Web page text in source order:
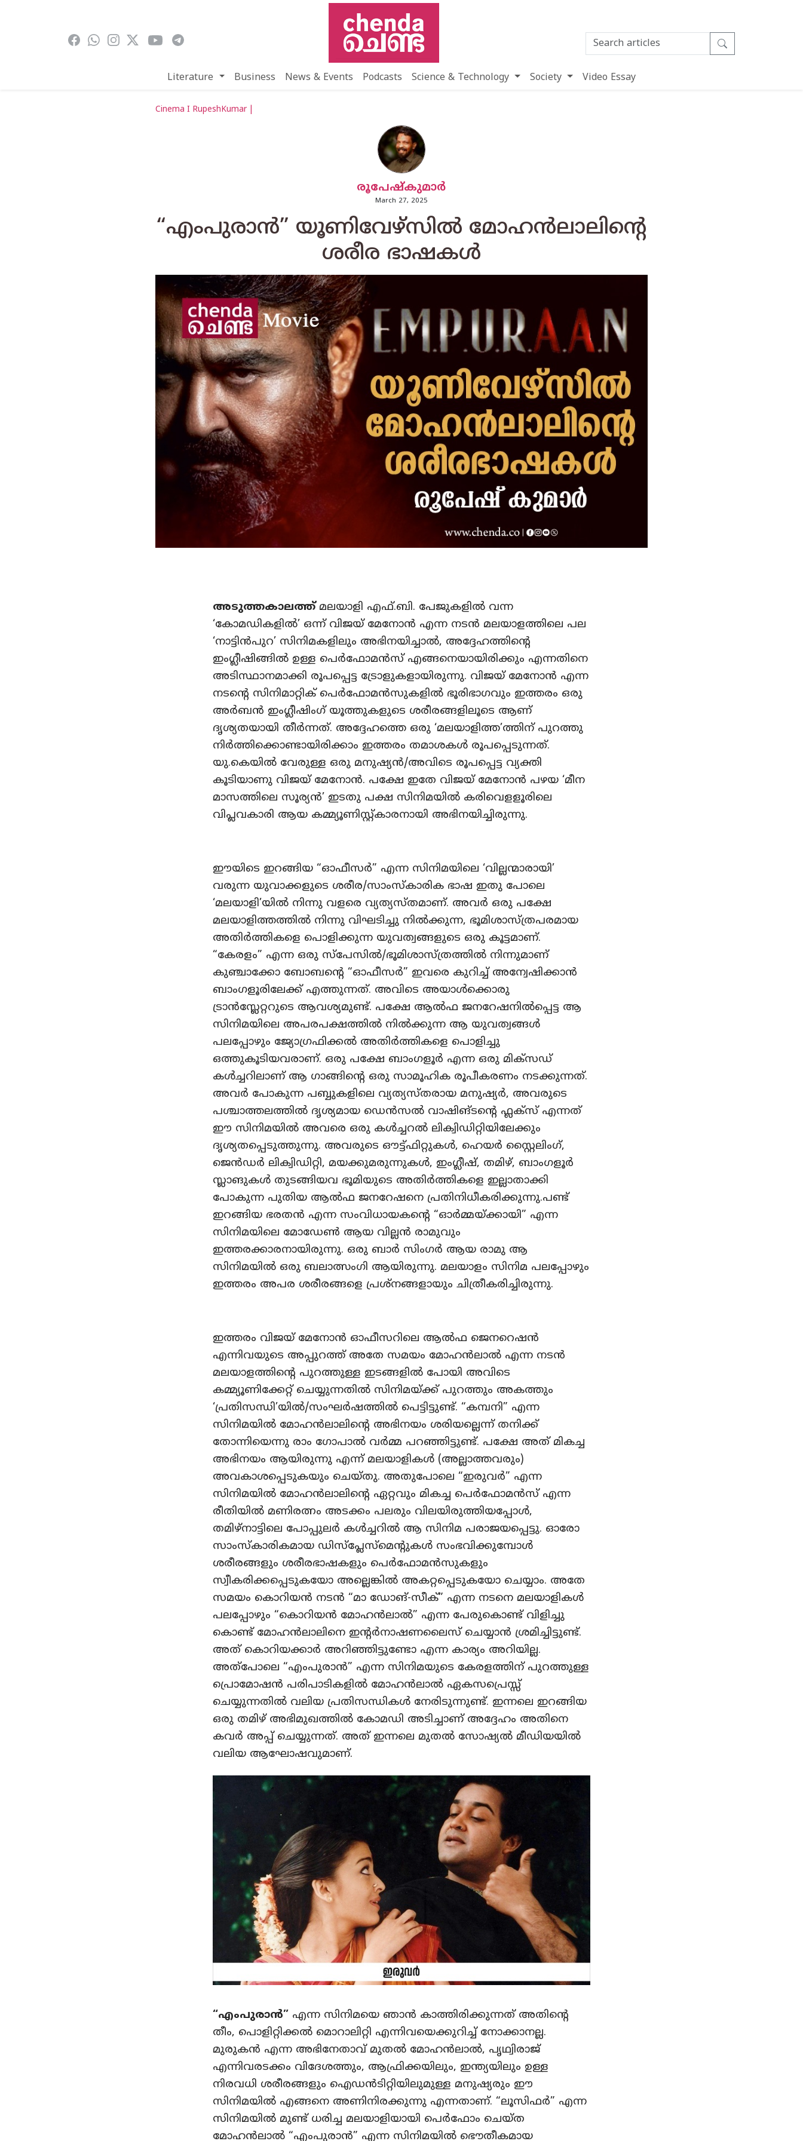
Literature Business News & Events Podcasts Science & Technology Society Video Essay
Cinema I RupeshKumar |
രൂപേഷ്കുമാര്‍
March 27, 2025
“എംപുരാൻ” യൂണിവേഴ്സില്‍ മോഹന്‍ലാലിന്റെ
ശരീര ഭാഷകള്‍
അടുത്തകാലത്ത്മലയാളി എഫ്.ബി. പേജുകളിൽ വന്ന
‘കോമഡികളിൽ’ ഒന്ന് വിജയ് മേനോൻ എന്ന നടൻ മലയാളത്തിലെ പല
‘നാട്ടിൻപുറ’ സിനിമകളിലും അഭിനയിച്ചാൽ, അദ്ദേഹത്തിന്റെ
ഇംഗ്ലീഷിങ്ങിൽ ഉള്ള പെർഫോമൻസ് എങ്ങനെയായിരിക്കും എന്നതിനെ
അടിസ്ഥാനമാക്കി രൂപപ്പെട്ട ട്രോളുകളായിരുന്നു. വിജയ് മേനോൻ എന്ന
നടന്റെ സിനിമാറ്റിക് പെർഫോമൻസുകളിൽ ഭൂരിഭാഗവും ഇത്തരം ഒരു
അർബൻ ഇംഗ്ലീഷിംഗ് യൂത്തുകളുടെ ശരീരങ്ങളിലൂടെ ആണ്
ദൃശ്യതയായി തീർന്നത്. അദ്ദേഹത്തെ ഒരു ‘മലയാളിത്ത’ത്തിന് പുറത്തു
നിർത്തിക്കൊണ്ടായിരിക്കാം ഇത്തരം തമാശകൾ രൂപപ്പെടുന്നത്.
യു.കെയിൽ വേരുള്ള ഒരു മനുഷ്യൻ/അവിടെ രൂപപ്പെട്ട വ്യക്തി
കൂടിയാണു വിജയ് മേനോൻ. പക്ഷേ ഇതേ വിജയ് മേനോൻ പഴയ ‘മീന
മാസത്തിലെ സൂര്യൻ’ ഇടതു പക്ഷ സിനിമയിൽ കരിവെളളൂരിലെ
വിപ്ലവകാരി ആയ കമ്മ്യൂണിസ്റ്റ്കാരനായി അഭിനയിച്ചിരുന്നു.
ഈയിടെ ഇറങ്ങിയ “ഓഫീസർ” എന്ന സിനിമയിലെ ‘വില്ലന്മാരായി’
വരുന്ന യുവാക്കളുടെ ശരീര/സാംസ്കാരിക ഭാഷ ഇതു പോലെ
‘മലയാളി’യിൽ നിന്നു വളരെ വ്യത്യസ്തമാണ്. അവർ ഒരു പക്ഷേ
മലയാളിത്തത്തിൽ നിന്നു വിഘടിച്ചു നിൽക്കുന്ന, ഭൂമിശാസ്ത്രപരമായ
അതിർത്തികളെ പൊളിക്കുന്ന യുവത്വങ്ങളുടെ ഒരു കൂട്ടമാണ്.
“കേരളം” എന്ന ഒരു സ്പേസിൽ/ഭൂമിശാസ്ത്രത്തിൽ നിന്നുമാണ്
കുഞ്ചാക്കോ ബോബന്റെ “ഓഫീസർ” ഇവരെ കുറിച്ച് അന്വേഷിക്കാൻ
ബാംഗളൂരിലേക്ക് എത്തുന്നത്. അവിടെ അയാൾക്കൊരു
ട്രാൻസ്ലേറ്ററുടെ ആവശ്യമുണ്ട്. പക്ഷേ ആൽഫ ജനറേഷനിൽപ്പെട്ട ആ
സിനിമയിലെ അപരപക്ഷത്തിൽ നിൽക്കുന്ന ആ യുവത്വങ്ങൾ
പലപ്പോഴും ജ്യോഗ്രഫിക്കൽ അതിർത്തികളെ പൊളിച്ചു
ഒത്തുകൂടിയവരാണ്. ഒരു പക്ഷേ ബാംഗളൂർ എന്ന ഒരു മിക്സഡ്
കൾച്ചറിലാണ് ആ ഗാങ്ങിന്റെ ഒരു സാമൂഹിക രൂപീകരണം നടക്കുന്നത്.
അവർ പോകുന്ന പബ്ബുകളിലെ വ്യത്യസ്തരായ മനുഷ്യർ, അവരുടെ
പശ്ചാത്തലത്തിൽ ദൃശ്യമായ ഡെൻസൽ വാഷിങ്ടന്റെ ഫ്ലക്സ് എന്നത്
ഈ സിനിമയിൽ അവരെ ഒരു കൾച്ചറൽ ലിക്വിഡിറ്റിയിലേക്കും
ദൃശ്യതപ്പെടുത്തുന്നു. അവരുടെ ഔട്ട്ഫിറ്റുകൾ, ഹെയർ സ്റ്റൈലിംഗ്,
ജെൻഡർ ലിക്വിഡിറ്റി, മയക്കുമരുന്നുകൾ, ഇംഗ്ലീഷ്, തമിഴ്, ബാംഗളൂർ
സ്ലാങുകൾ തുടങ്ങിയവ ഭൂമിയുടെ അതിർത്തികളെ ഇല്ലാതാക്കി
പോകുന്ന പുതിയ ആൽഫ ജനറേഷനെ പ്രതിനിധീകരിക്കുന്നു.പണ്ട്
ഇറങ്ങിയ ഭരതൻ എന്ന സംവിധായകന്റെ “ഓർമ്മയ്ക്കായി” എന്ന
സിനിമയിലെ മോഡേൺ ആയ വില്ലൻ രാമുവും
ഇത്തരക്കാരനായിരുന്നു. ഒരു ബാർ സിംഗർ ആയ രാമു ആ
സിനിമയിൽ ഒരു ബലാത്സംഗി ആയിരുന്നു. മലയാളം സിനിമ പലപ്പോഴും
ഇത്തരം അപര ശരീരങ്ങളെ പ്രശ്നങ്ങളായും ചിത്രീകരിച്ചിരുന്നു.
ഇത്തരം വിജയ് മേനോൻ ഓഫീസറിലെ ആൽഫ ജെനറെഷൻ
എന്നിവയുടെ അപ്പുറത്ത് അതേ സമയം മോഹൻലാൽ എന്ന നടൻ
മലയാളത്തിന്റെ പുറത്തുള്ള ഇടങ്ങളിൽ പോയി അവിടെ
കമ്മ്യൂണിക്കേറ്റ് ചെയ്യുന്നതിൽ സിനിമയ്ക്ക് പുറത്തും അകത്തും
‘പ്രതിസന്ധി’യിൽ/സംഘർഷത്തിൽ പെട്ടിട്ടുണ്ട്. “കമ്പനി” എന്ന
സിനിമയിൽ മോഹൻലാലിന്റെ അഭിനയം ശരിയല്ലെന്ന് തനിക്ക്
തോന്നിയെന്നു രാം ഗോപാൽ വർമ്മ പറഞ്ഞിട്ടുണ്ട്. പക്ഷേ അത് മികച്ച
അഭിനയം ആയിരുന്നു എന്ന് മലയാളികൾ (അല്ലാത്തവരും)
അവകാശപ്പെടുകയും ചെയ്തു. അതുപോലെ “ഇരുവർ” എന്ന
സിനിമയിൽ മോഹൻലാലിന്റെ ഏറ്റവും മികച്ച പെർഫോമൻസ് എന്ന
രീതിയിൽ മണിരത്നം അടക്കം പലരും വിലയിരുത്തിയപ്പോൾ,
തമിഴ്‌നാട്ടിലെ പോപ്പുലർ കൾച്ചറിൽ ആ സിനിമ പരാജയപ്പെട്ടു. ഓരോ
സാംസ്കാരികമായ ഡിസ്പ്ലേസ്മെന്റുകൾ സംഭവിക്കുമ്പോൾ
ശരീരങ്ങളും ശരീരഭാഷകളും പെർഫോമൻസുകളും
സ്വീകരിക്കപ്പെടുകയോ അല്ലെങ്കിൽ അകറ്റപ്പെടുകയോ ചെയ്യാം. അതേ
സമയം കൊറിയൻ നടൻ “മാ ഡോങ്-സീക്” എന്ന നടനെ മലയാളികൾ
പലപ്പോഴും “കൊറിയൻ മോഹൻലാൽ” എന്ന പേരുകൊണ്ട് വിളിച്ചു
കൊണ്ട് മോഹൻലാലിനെ ഇന്റർനാഷണലൈസ് ചെയ്യാൻ ശ്രമിച്ചിട്ടുണ്ട്.
അത് കൊറിയക്കാർ അറിഞ്ഞിട്ടുണ്ടോ എന്ന കാര്യം അറിയില്ല.
അത്പോലെ “എംപുരാൻ” എന്ന സിനിമയുടെ കേരളത്തിന് പുറത്തുള്ള
പ്രൊമോഷൻ പരിപാടികളിൽ മോഹൻലാൽ ഏകസപ്രെസ്സ്
ചെയ്യുന്നതിൽ വലിയ പ്രതിസന്ധികൾ നേരിടുന്നുണ്ട്. ഇന്നലെ ഇറങ്ങിയ
ഒരു തമിഴ് അഭിമുഖത്തിൽ കോമഡി അടിച്ചാണ് അദ്ദേഹം അതിനെ
കവർ അപ്പ് ചെയ്യുന്നത്. അത് ഇന്നലെ മുതൽ സോഷ്യൽ മീഡിയയിൽ
വലിയ ആഘോഷവുമാണ്.
“എംപുരാൻ” എന്ന സിനിമയെ ഞാൻ കാത്തിരിക്കുന്നത് അതിന്റെ
തീം, പൊളിറ്റിക്കൽ മൊറാലിറ്റി എന്നിവയെക്കുറിച്ച് നോക്കാനല്ല.
മുരുകൻ എന്ന അഭിനേതാവ് മുതൽ മോഹൻലാൽ, പൃഥ്വിരാജ്
എന്നിവരടക്കം വിദേശത്തും, ആഫ്രിക്കയിലും, ഇന്ത്യയിലും ഉള്ള
നിരവധി ശരീരങ്ങളും ഐഡൻടിറ്റിയിലുമുള്ള മനുഷ്യരും ഈ
സിനിമയിൽ എങ്ങനെ അണിനിരക്കുന്നു എന്നതാണ്. “ലൂസിഫർ” എന്ന
സിനിമയിൽ മുണ്ട് ധരിച്ച മലയാളിയായി പെർഫോം ചെയ്ത
മോഹൻലാൽ “എംപുരാൻ” എന്ന സിനിമയിൽ ഭൌതീകമായ